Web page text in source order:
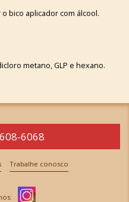
bico aplicador com álcool.
metano, GLP e hexano.
6068
Trabalhe conosco